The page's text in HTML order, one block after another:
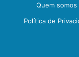
Quem somos
Política de